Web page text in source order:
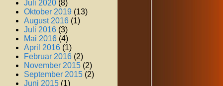
Juli 2020 (8)
Oktober 2019 (13)
August 2016 (1)
Juli 2016 (3)
Mai 2016 (4)
April 2016 (1)
Februar 2016 (2)
November 2015 (2)
September 2015 (2)
Juni 2015 (1)